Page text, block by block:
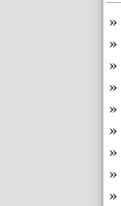
»
»
»
»
»
»
»
»
»